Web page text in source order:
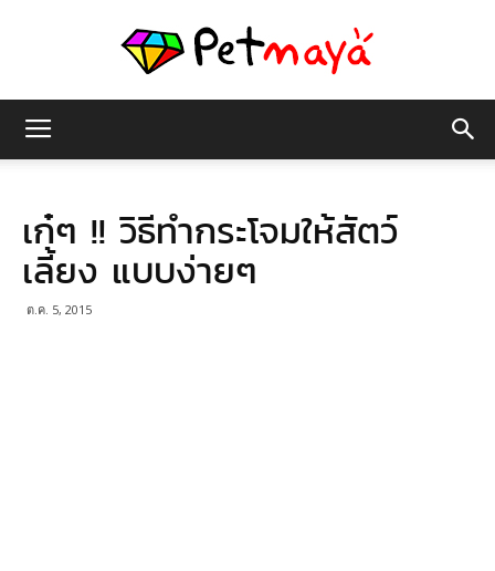
มายา
เก๋ๆ !! วิธีทำกระโจมให้สัตว์
เลี้ยง แบบง่ายๆ
ต.ค. 5, 2015